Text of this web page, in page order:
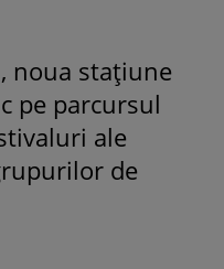
noua stațiune
pe parcursul
ale
de